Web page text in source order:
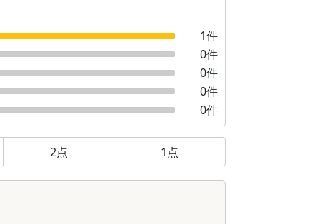
1件
0件
0件
0件
0件
2点 1 点